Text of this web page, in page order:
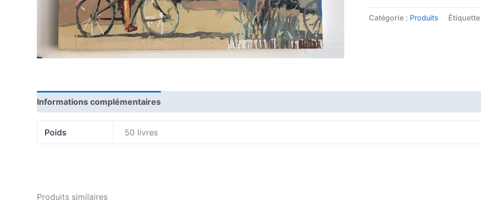
Catégorie : Produits Étiquette
Informations complémentaires
Poids 50 livres
Produits similaires